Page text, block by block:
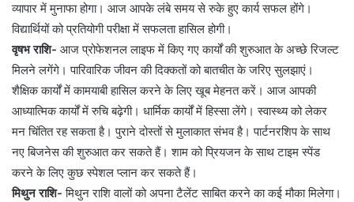
व्यापार में मुनाफा होगा। आज आपके लंबे समय से रुके हुए कार्य सफल होंगे।
विद्यार्थियों को प्रतियोगी परीक्षा में सफलता हासिल होगी।
वृषभ राशि- आज प्रोफेशनल लाइफ में किए गए कार्यों की शुरुआत के अच्छे रिजल्ट
मिलने लगेंगे। पारिवारिक जीवन की दिक्कतों को बातचीत के जरिए सुलझाएं।
शैक्षिक कार्यों में कामयाबी हासिल करने के लिए खूब मेहनत करें। आज आपकी
आध्यात्मिक कार्यों में रुचि बढ़ेगी। धार्मिक कार्यों में हिस्सा लेंगे। स्वास्थ्य को लेकर
मन चिंतित रह सकता है। पुराने दोस्तों से मुलाकात संभव है। पार्टनरशिप के साथ
नए बिजनेस की शुरुआत कर सकते हैं। शाम को प्रियजन के साथ टाइम स्पेंड
करने के लिए कुछ स्पेशल प्लान कर सकते हैं।
मिथुन राशि-मिथुन राशि वालों को अपना टैलेंट साबित करने का कई मौका मिलेगा।